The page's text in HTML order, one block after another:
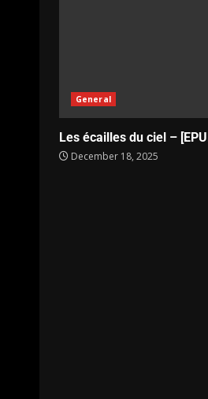
General
Les écailles du ciel –
December 18, 2025